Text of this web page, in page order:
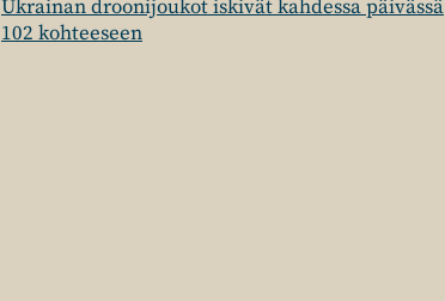
Ukrainan droonijoukot iskivät kahdessa päivässä
102 kohteeseen